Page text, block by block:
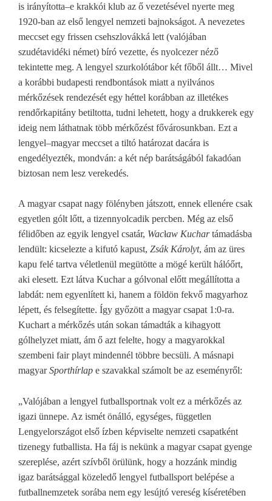
is irányította–e krakkói klub az ő vezetésével nyerte meg
1920-ban az első lengyel nemzeti bajnokságot. A nevezetes
meccset egy frissen csehszlovákká lett (valójában
szudétavidéki német) bíró vezette, és nyolcezer néző
tekintette meg. A lengyel szurkolótábor két főből állt… Mivel
a korábbi budapesti rendbontások miatt a nyilvános
mérkőzések rendezését egy héttel korábban az illetékes
rendőrkapitány betiltotta, tudni lehetett, hogy a drukkerek egy
ideig nem láthatnak több mérkőzést fővárosunkban. Ezt a
lengyel–magyar meccset a tiltó határozat dacára is
engedélyezték, mondván: a két nép barátságából fakadóan
biztosan nem lesz verekedés.
A magyar csapat nagy fölényben játszott, ennek ellenére csak
egyetlen gólt lőtt, a tizennyolcadik percben. Még az első
félidőben az egyik lengyel csatár, Wacław Kuchartámadásba
lendült: kicselezte a kifutó kapust, Zsák Károlyt, ám az üres
kapu felé tartva véletlenül megütötte a mögé került hálóőrt,
aki elesett. Ezt látva Kuchar a gólvonal előtt megállította a
labdát: nem egyenlített ki, hanem a földön fekvő magyarhoz
lépett, és felsegítette. Így győzött a magyar csapat 1:0-ra.
Kuchart a mérkőzés után sokan támadták a kihagyott
gólhelyzet miatt, ám ő azt felelte, hogy a magyarokkal
szembeni fair playt mindennél többre becsüli. A másnapi
magyarSporthírlap e szavakkal számolt be az eseményről:
„Valójában a lengyel futballsportnak volt ez a mérkőzés az
igazi ünnepe. Az ismét önálló, egységes, független
Lengyelországot első ízben képviselte nemzeti csapatként
tizenegy futballista. Ha fáj is nekünk a magyar csapat gyenge
szereplése, azért szívből örülünk, hogy a hozzánk mindig
igaz barátsággal közeledő lengyel futballsport belépése a
futballnemzetek sorába nem egy lesújtó vereség kíséretében